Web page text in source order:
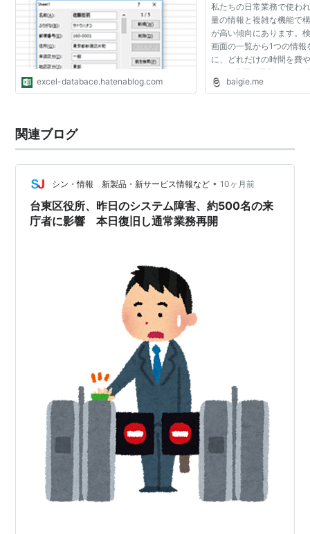
excel-databace.hatenablog.com
私たちの日常業務で使わ
量の情報と複雑な機能で
が高い傾向にあります。
画面の一覧から1つの情報
に、どれだけの時間を費
か。 1億円の工数をかけ
低品質なデザインでは、
baigie.me
関連ブログ
シン・情報 新製品・新サービス情報など • 10ヶ月前
台東区役所、昨日のシステム障害、約500名の来
庁者に影響 本日復旧し通常業務再開